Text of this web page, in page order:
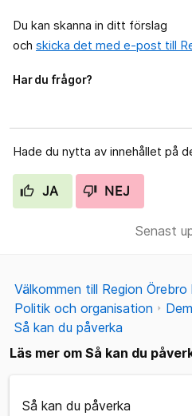
Du kan skanna in ditt förslag
och skicka det med e-post till
Har du frågor?
Hade du nytta av innehållet på
JA NEJ
Senast
Välkommen till Region Örebro
Politik och organisation
Så kan du påverka
Läs mer om Så kan du
Så kan du påverka